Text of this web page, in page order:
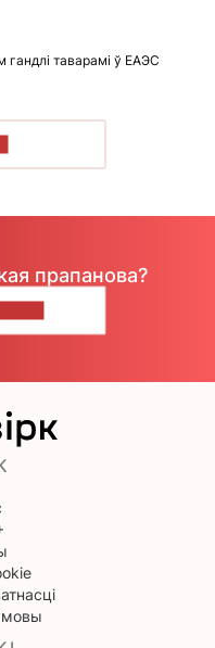
гандлі таварамі ў ЕАЭС
прапанова?